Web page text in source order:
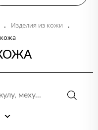
. Изделия из кожи .